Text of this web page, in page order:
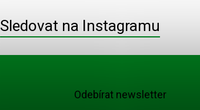
Sledovat na Instagramu
Odebírat newsletter